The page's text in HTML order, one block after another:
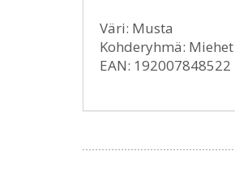
Väri: Musta
Kohderyhmä: Miehet
EAN: 192007848522